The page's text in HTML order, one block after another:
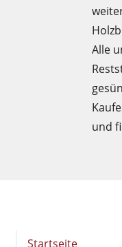
Alle
und
Startseite